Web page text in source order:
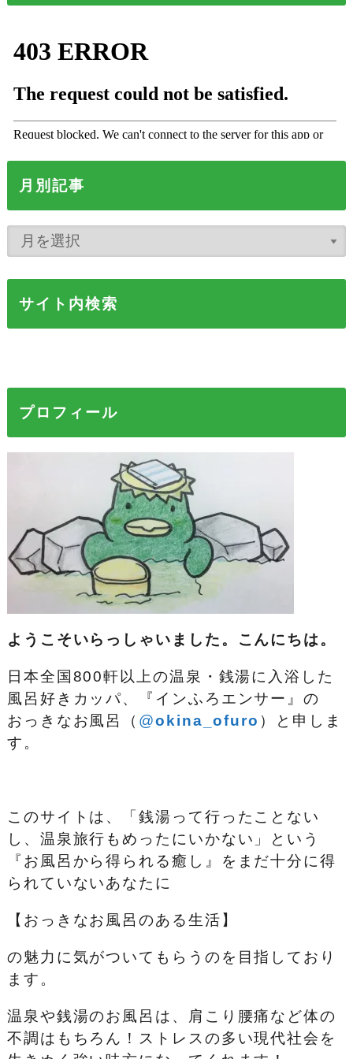
月別記事
サイト内検索
プロフィール
ようこそいらっしゃいました。こんにちは。
日本全国800軒以上の温泉・銭湯に入浴した
風呂好きカッパ、『インふろエンサー』の
おっきなお風呂（ @okina_ofuro ）
と申しま
す。
このサイトは、「銭湯って行ったことない
し、温泉旅行もめったにいかない」という
『お風呂から得られる癒し』をまだ十分に得
られていないあなたに
【おっきなお風呂のある生活】
の魅力に気がついてもらうのを目指しており
ます。
温泉や銭湯のお風呂は、肩こり腰痛など体の
不調はもちろん！ストレスの多い現代社会を